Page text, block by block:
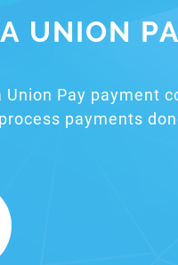
UNION
Union Pay payment
payments